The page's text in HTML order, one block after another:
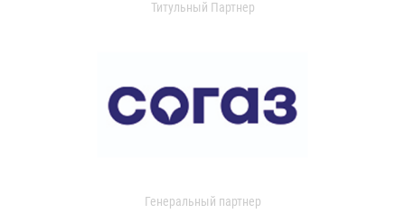
Титульный Партнер
Генеральный партнер